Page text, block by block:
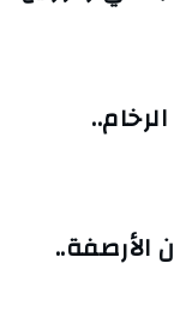
الأرصفة..